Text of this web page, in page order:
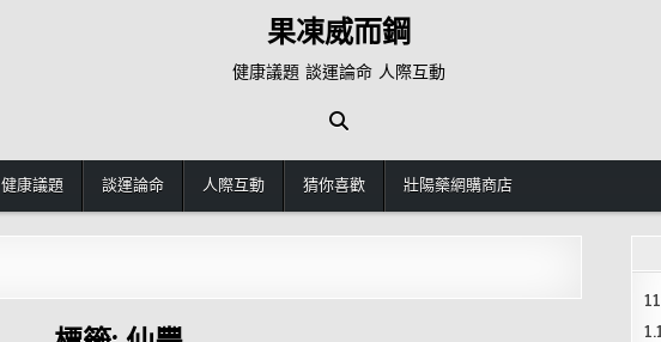
果凍威而鋼
健康議題 談運論命 人際互動
健康議題 談運論命 人際互動 猜你喜歡 壯陽藥網購商店